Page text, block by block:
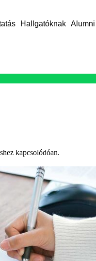
Hallgatóknak Alumni
kapcsolódóan.